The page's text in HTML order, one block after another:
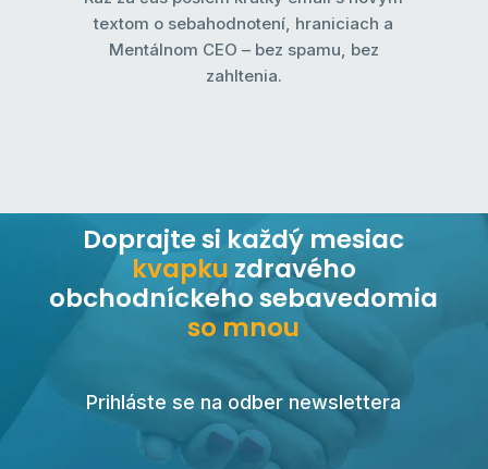
textom o sebahodnotení, hraniciach a
Mentálnom CEO – bez spamu, bez
zahltenia.
Doprajte si každý mesiac
kvapku zdravého
obchodníckeho sebavedomia
so mnou
Prihláste se na odber newslettera